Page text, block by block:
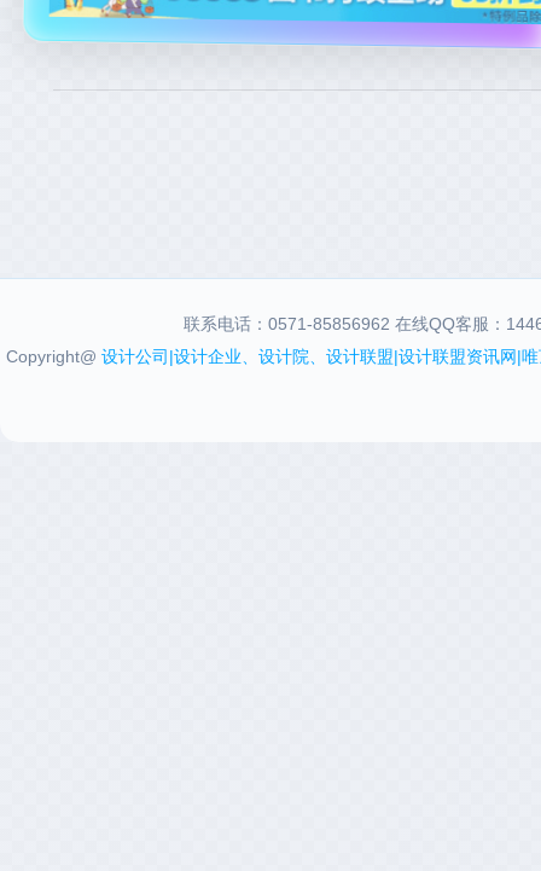
联系电话：0571-85856962 在线QQ客服：
Copyright@ 设计公司|设计企业、设计院、设计联盟|设计联盟资讯网|